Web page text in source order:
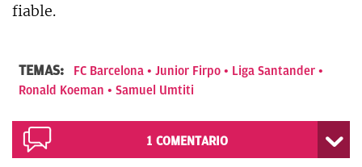
fiable.
TEMAS: FC Barcelona Junior Firpo
Liga Santander
Ronald Koeman
Samuel Umtiti
1 COMENTARIO